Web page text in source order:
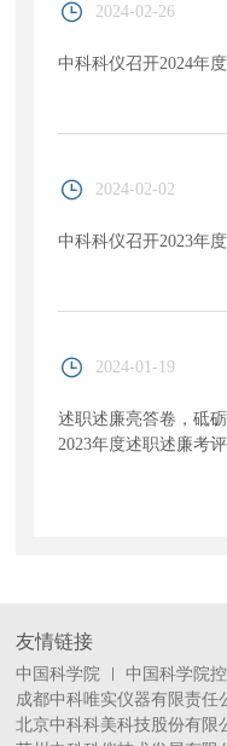
2024-02-26
中科科仪召开2024年
2024-02-02
中科科仪召开2023年
2024-01-19
述职述廉亮答卷，砥
2023年度述职述廉考
友情链接
中国科学院
中国科学院
成都中科唯实仪器有限责任
北京中科科美科技股份有限